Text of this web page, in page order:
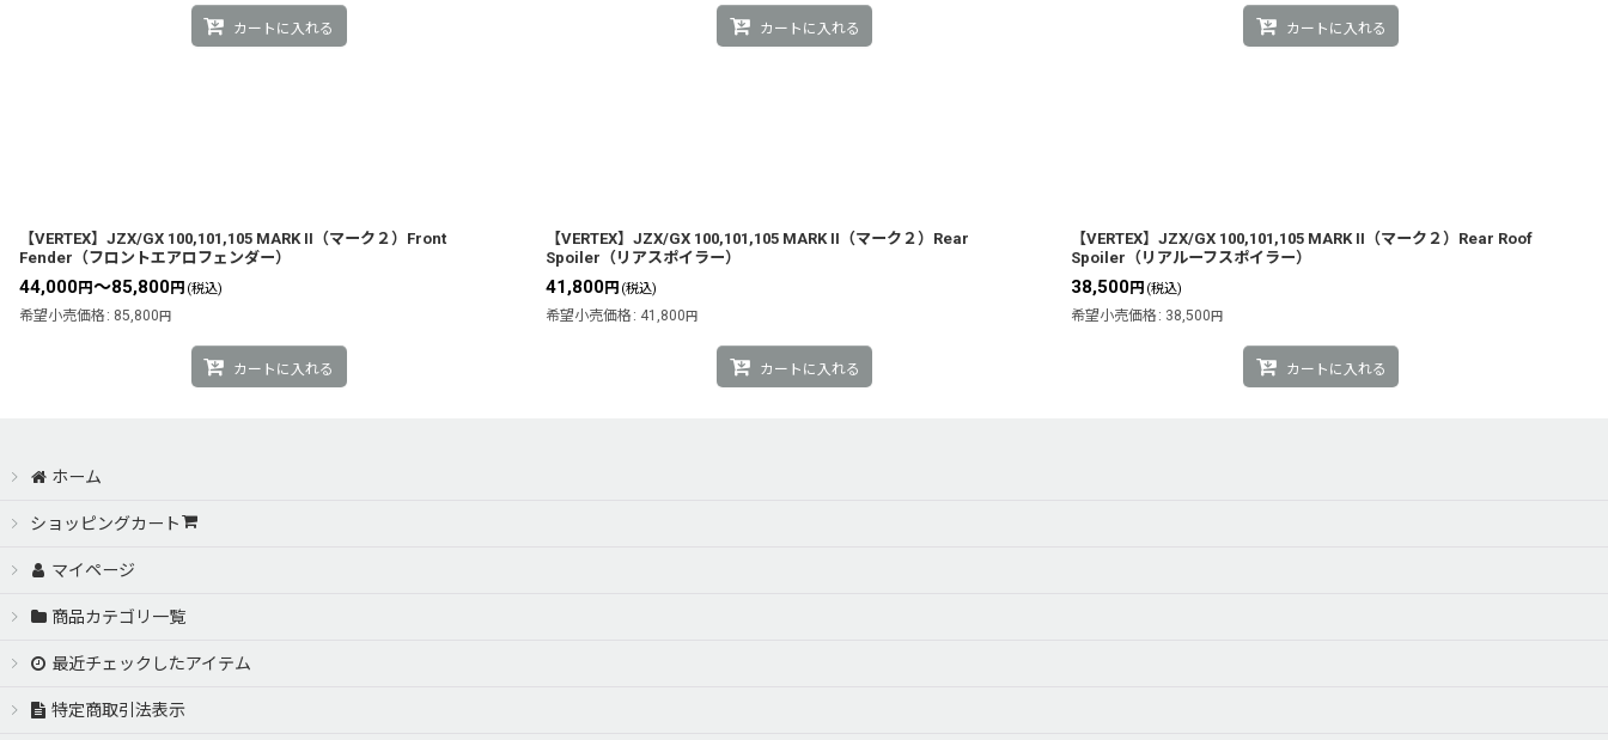
カートに入れる カートに入れる カートに入れる
【VERTEX】JZX/GX 100,101,105 MARK II（マーク２）Front
Fender（フロントエアロフェンダー）
44,000円～85,800円 (税込)
希望小売価格 : 85,800円
カートに入れる
【VERTEX】JZX/GX 100,101,105 MARK II（マーク２）Rear
Spoiler（リアスポイラー）
41,800円 (税込)
希望小売価格 : 41,800円
カートに入れる
【VERTEX】JZX/GX 100,101,105 MARK II（マーク２）Rear Roof
Spoiler（リアルーフスポイラー）
38,500円 (税込)
希望小売価格 : 38,500円
カートに入れる
ホーム
ショッピングカート
マイページ
商品カテゴリ一覧
最近チェックしたアイテム
特定商取引法表示